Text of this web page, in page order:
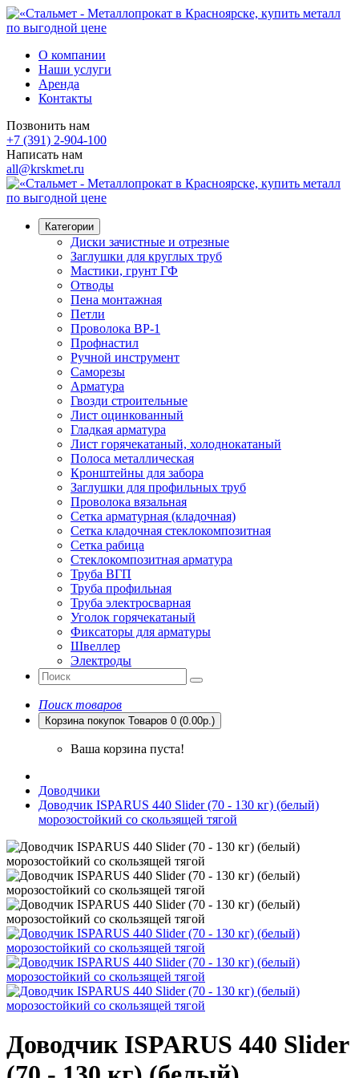
О компании
Наши услуги
Аренда
Контакты
Позвонить нам
+7 (391) 2-904-100
Написать нам
all@krskmet.ru
Категории
Диски зачистные и отрезные
Заглушки для круглых труб
Мастики, грунт ГФ
Отводы
Пена монтажная
Петли
Проволока ВР-1
Профнастил
Ручной инструмент
Саморезы
Арматура
Гвозди строительные
Лист оцинкованный
Гладкая арматура
Лист горячекатаный, холоднокатаный
Полоса металлическая
Кронштейны для забора
Заглушки для профильных труб
Проволока вязальная
Сетка арматурная (кладочная)
Сетка кладочная стеклокомпозитная
Сетка рабица
Стеклокомпозитная арматура
Труба ВГП
Труба профильная
Труба электросварная
Уголок горячекатаный
Фиксаторы для арматуры
Швеллер
Электроды
Поиск товаров
Корзина покупок Товаров 0 (0.00р.)
Ваша корзина пуста!
Доводчики
Доводчик ISPARUS 440 Slider (70 - 130 кг) (белый)
морозостойкий со скользящей тягой
Доводчик ISPARUS 440 Slider